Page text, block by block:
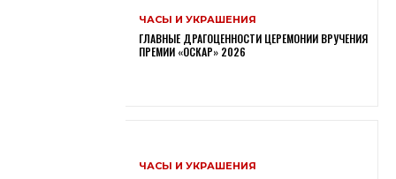
ЧАСЫ И УКРАШЕНИЯ
ГЛАВНЫЕ ДРАГОЦЕННОСТИ ЦЕРЕМОНИИ ВРУЧЕНИЯ
ПРЕМИИ «ОСКАР» 2026
ЧАСЫ И УКРАШЕНИЯ